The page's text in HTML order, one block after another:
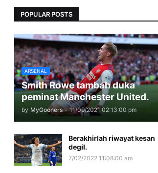
POPULAR POSTS
ARSENAL
Smith Rowe tambah duka
peminat Manchester United.
by MyGooners - 11/09/2021 02:13:00 pm
Berakhirlah riwayat kesan
degil.
7/02/2022 11:08:00 am